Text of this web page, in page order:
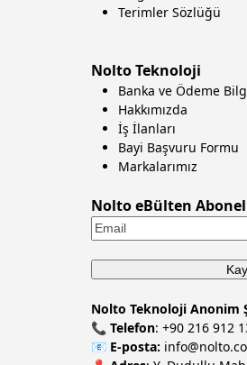
Terimler Sözlüğü
Nolto Teknoloji
Banka ve Ödeme
Hakkımızda
İş İlanları
Bayi Başvuru Formu
Markalarımız
Nolto eBülten
Nolto Teknoloji Anonim
📞 Telefon: +90 216 912
📧 E-posta: